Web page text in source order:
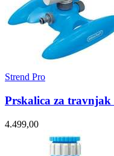
Strend Pro
Prskalica za
4.499,00